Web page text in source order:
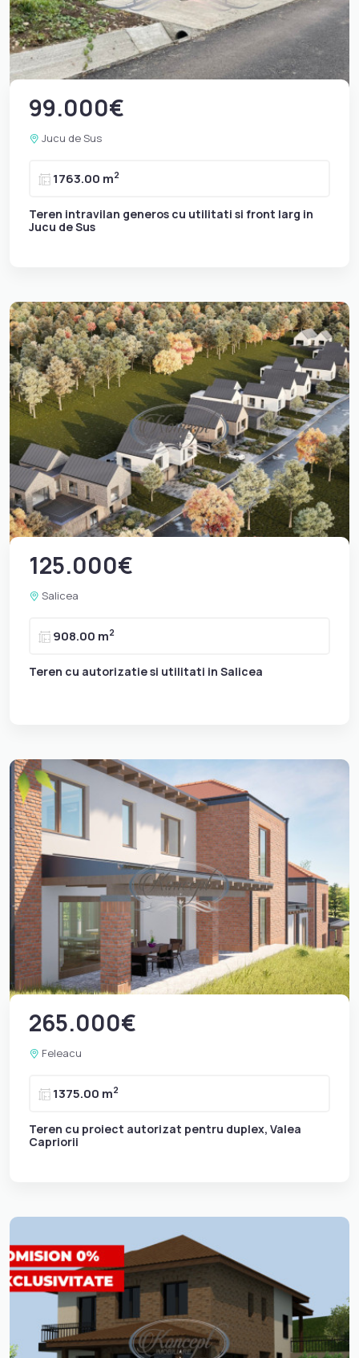
99.000€
Jucu de Sus
1763.00 m2
Teren intravilan generos cu utilitati si front larg in
Jucu de Sus
125.000€
Salicea
908.00 m2
Teren cu autorizatie si utilitati in Salicea
265.000€
Feleacu
1375.00 m2
Teren cu proiect autorizat pentru duplex, Valea
Capriorii